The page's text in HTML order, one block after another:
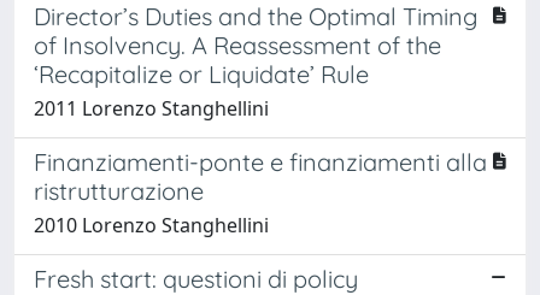
Director’s Duties and the Optimal Timing
of Insolvency. A Reassessment of the
‘Recapitalize or Liquidate’ Rule
2011 Lorenzo Stanghellini
Finanziamenti-ponte e finanziamenti alla
ristrutturazione
2010 Lorenzo Stanghellini
Fresh start: questioni di policy